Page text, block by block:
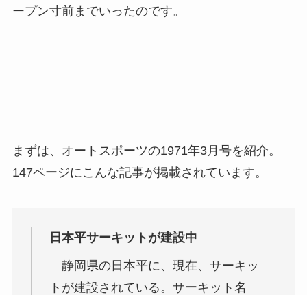
ープン寸前までいったのです。
まずは、オートスポーツの1971年3月号を紹介。
147ページにこんな記事が掲載されています。
日本平サーキットが建設中
静岡県の日本平に、現在、サーキッ
トが建設されている。サーキット名